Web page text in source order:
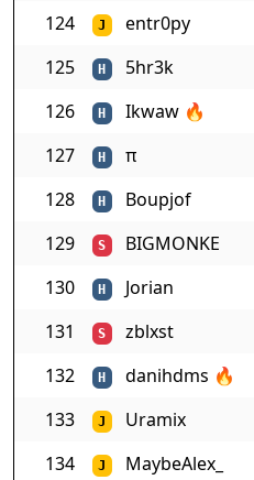
124
J entr0py
125
H 5hr3k
126
H Ikwaw🔥
127
H π
128
H Boupjof
129
S BIGMONKE
130
H Jorian
131
S zblxst
132
H danihdms 🔥
133
J Uramix
134
J MaybeAlex_